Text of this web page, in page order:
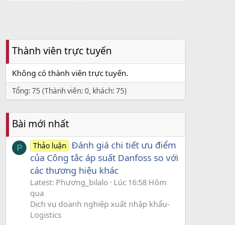
Thành viên trực tuyến
Không có thành viên trực tuyến.
Tổng: 75 (Thành viên: 0, khách: 75)
Bài mới nhất
P Thảo luận Đánh giá chi tiết ưu điểm
của Công tắc áp suất Danfoss so với
các thương hiệu khác
Latest: Phương_bilalo
Lúc 16:58 Hôm
qua
Dịch vụ doanh nghiệp xuất nhập khẩu-
Logistics